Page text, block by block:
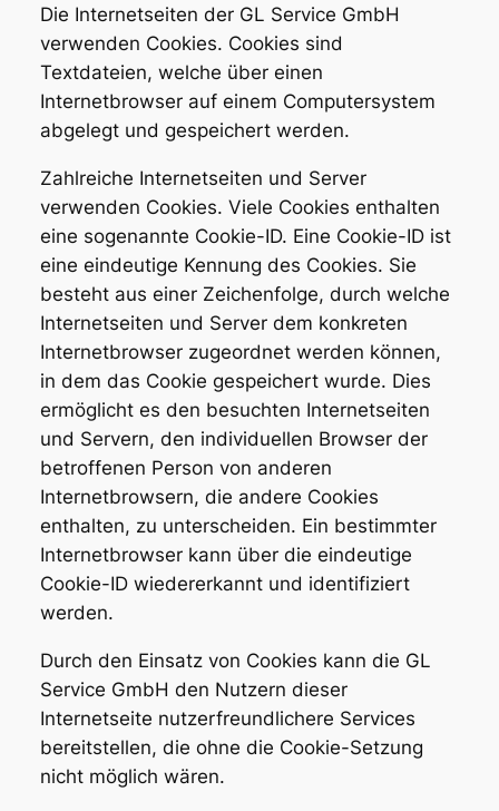
Die Internetseiten der GL Service GmbH
verwenden Cookies. Cookies sind
Textdateien, welche über einen
Internetbrowser auf einem Computersystem
abgelegt und gespeichert werden.
Zahlreiche Internetseiten und Server
verwenden Cookies. Viele Cookies enthalten
eine sogenannte Cookie-ID. Eine Cookie-ID ist
eine eindeutige Kennung des Cookies. Sie
besteht aus einer Zeichenfolge, durch welche
Internetseiten und Server dem konkreten
Internetbrowser zugeordnet werden können,
in dem das Cookie gespeichert wurde. Dies
ermöglicht es den besuchten Internetseiten
und Servern, den individuellen Browser der
betroffenen Person von anderen
Internetbrowsern, die andere Cookies
enthalten, zu unterscheiden. Ein bestimmter
Internetbrowser kann über die eindeutige
Cookie-ID wiedererkannt und identifiziert
werden.
Durch den Einsatz von Cookies kann die GL
Service GmbH den Nutzern dieser
Internetseite nutzerfreundlichere Services
bereitstellen, die ohne die Cookie-Setzung
nicht möglich wären.